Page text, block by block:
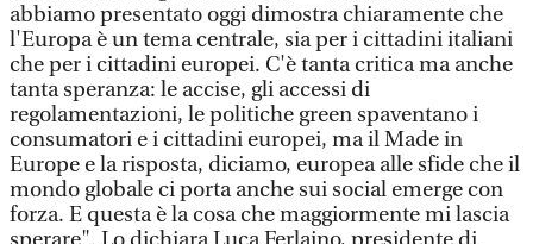
abbiamo presentato oggi dimostra chiaramente che
l'Europa è un tema centrale, sia per i cittadini italiani
che per i cittadini europei. C'è tanta critica ma anche
tanta speranza: le accise, gli accessi di
regolamentazioni, le politiche green spaventano i
consumatori e i cittadini europei, ma il Made in
Europe e la risposta, diciamo, europea alle sfide che il
mondo globale ci porta anche sui social emerge con
forza. E questa è la cosa che maggiormente mi lascia